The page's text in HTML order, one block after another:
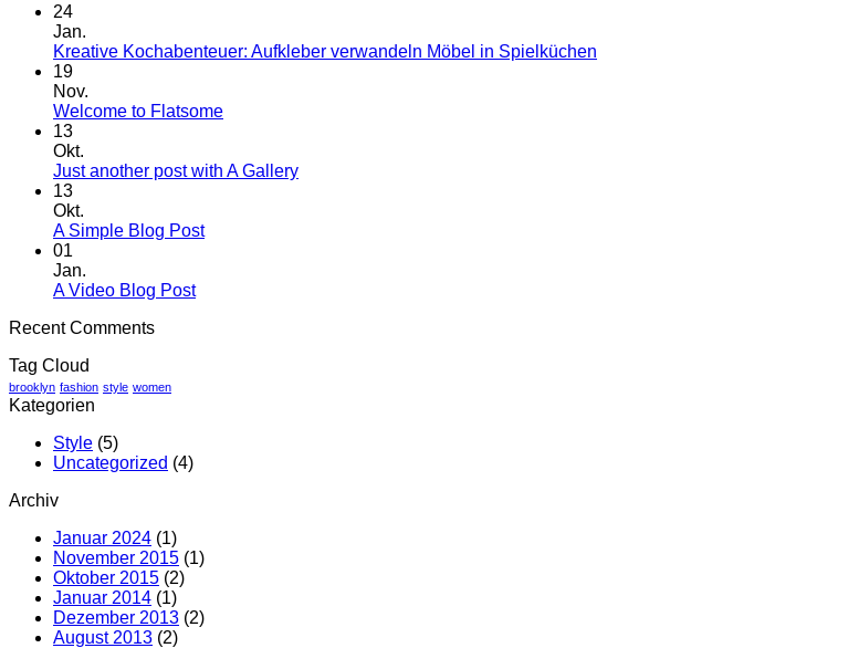
24
Jan.
Kreative Kochabenteuer: Aufkleber verwandeln Möbel in Spielküchen
19
Nov.
Welcome to Flatsome
13
Okt.
Just another post with A Gallery
13
Okt.
A Simple Blog Post
01
Jan.
A Video Blog Post
Recent Comments
Tag Cloud
brooklyn fashion style women
Kategorien
Style (5)
Uncategorized (4)
Archiv
Januar 2024 (1)
November 2015 (1)
Oktober 2015 (2)
Januar 2014 (1)
Dezember 2013 (2)
August 2013 (2)